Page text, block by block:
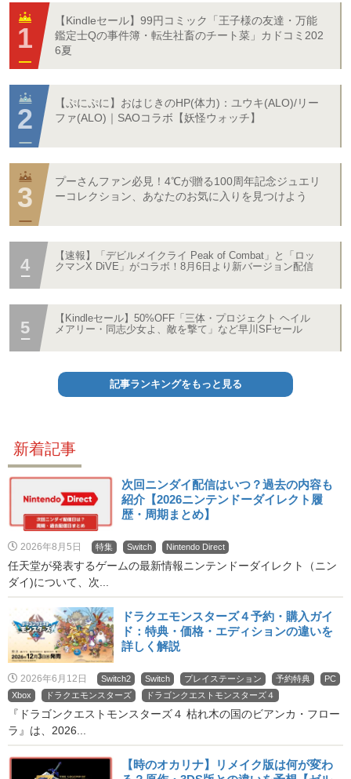
【Kindleセール】99円コミック「王子様の友達・万能
鑑定士Qの事件簿・転生社畜のチート菜」カドコミ202
6夏
【ぷにぷに】おはじきのHP(体力)：ユウキ(ALO)/リー
ファ(ALO)｜SAOコラボ【妖怪ウォッチ】
プーさんファン必見！4℃が贈る100周年記念ジュエリ
ーコレクション、あなたのお気に入りを見つけよう
【速報】「デビルメイクライ Peak of Combat」と「ロッ
クマンX DiVE」がコラボ！8月6日より新バージョン配信
【Kindleセール】50%OFF「三体・プロジェクト ヘイル
メアリー・同志少女よ、敵を撃て」など早川SFセール
記事ランキングをもっと見る
新着記事
次回ニンダイ配信はいつ？過去の内容も
紹介【2026ニンテンドーダイレクト履
歴・周期まとめ】
2026年8月5日 特集 Switch Nintendo Direct
任天堂が発表するゲームの最新情報ニンテンドーダイレクト（ニン
ダイ)について、次...
ドラクエモンスターズ４予約・購入ガイ
ド：特典・価格・エディションの違いを
詳しく解説
2026年6月12日 Switch2 Switch プレイステーション 予約特典
PC
Xbox
ドラクエモンスターズ ドラゴンクエストモンスターズ４
『ドラゴンクエストモンスターズ４ 枯れ木の国のビアンカ・フロー
ラ』は、2026...
【時のオカリナ】リメイク版は何が変わ